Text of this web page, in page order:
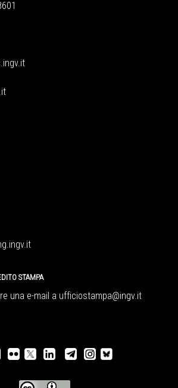
it
STAMPA
una e-mail a ufficiostampa@ingv.it